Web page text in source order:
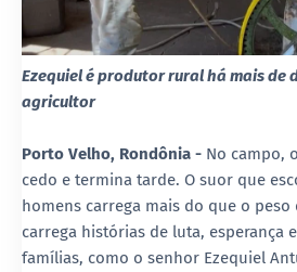
Ezequiel é produtor rural há mais de
agricultor
Porto Velho, Rondônia - No campo,
cedo e termina tarde. O suor que
homens carrega mais do que o peso
carrega histórias de luta, esperança
famílias, como o senhor Ezequiel